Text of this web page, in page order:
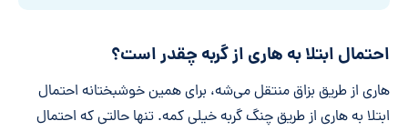
احتمال ابتلا به هاری از گربه چقدر است؟
هاری از طریق بزاق منتقل می‌شه، برای همین خوشبختانه احتمال
ابتلا به هاری از طریق چنگ گربه خیلی کمه. تنها حالتی که احتمال